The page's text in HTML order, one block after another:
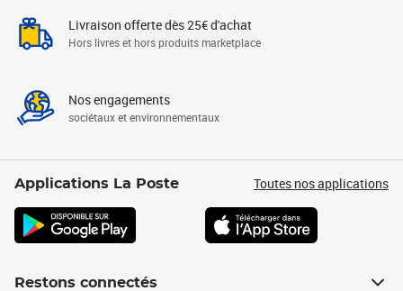
Livraison offerte dès 25€ d'achat
Hors livres et hors produits marketplace
Nos engagements
sociétaux et environnementaux
Applications La Poste Toutes nos applications
Restons connectés